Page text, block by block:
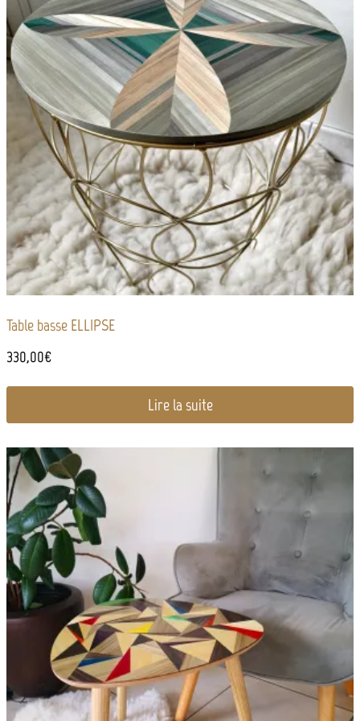
Table basse ELLIPSE
330,00€
Lire la suite